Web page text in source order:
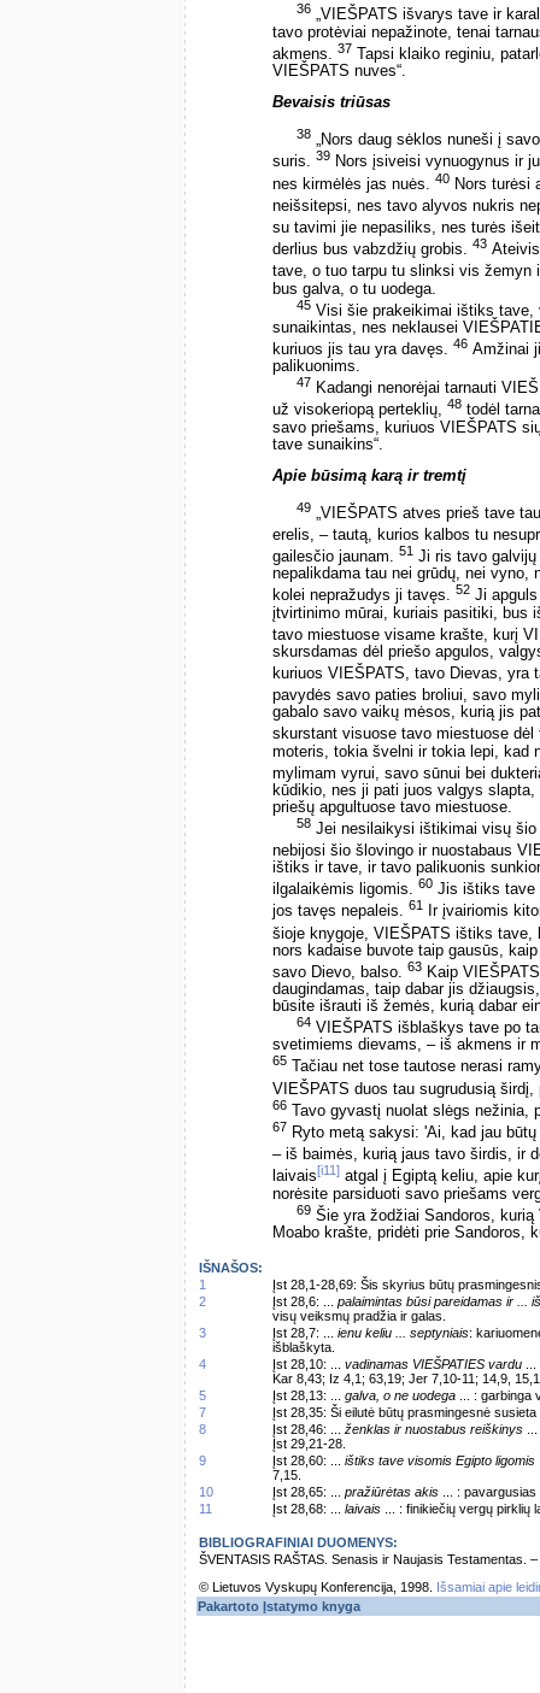
36 „VIEŠPATS išvarys tave ir
tavo protėviai nepažinote, tenai
akmens. 37 Tapsi klaiko reginiu,
VIEŠPATS nuves“.
Bevaisis triūsas
38 „Nors daug sėklos nuneši į
suris. 39 Nors įsiveisi vynuogynus ir
nes kirmėlės jas nuės. 40 Nors turėsi
neišsitepsi, nes tavo alyvos nukris
su tavimi jie nepasiliks, nes turės
derlius bus vabzdžių grobis. 43
tave, o tuo tarpu tu slinksi vis žemyn
bus galva, o tu uodega.
45 Visi šie prakeikimai ištiks tave,
sunaikintas, nes neklausei
kuriuos jis tau yra davęs. 46 Amžinai
palikuonims.
47 Kadangi nenorėjai tarnauti
už visokeriopą perteklių, 48 todėl
savo priešams, kuriuos VIEŠPATS
tave sunaikins“.
Apie būsimą karą ir tremtį
49 „VIEŠPATS atves prieš tave
erelis, – tautą, kurios kalbos tu
gailesčio jaunam. 51 Ji ris tavo
nepalikdama tau nei grūdų, nei vyno,
kolei nepražudys ji tavęs. 52 Ji
įtvirtinimo mūrai, kuriais pasitiki, bus
tavo miestuose visame krašte, kurį
skursdamas dėl priešo apgulos,
kuriuos VIEŠPATS, tavo Dievas, yra
pavydės savo paties broliui, savo
gabalo savo vaikų mėsos, kurią jis
skurstant visuose tavo miestuose
moteris, tokia švelni ir tokia lepi, kad
mylimam vyrui, savo sūnui bei
kūdikio, nes ji pati juos valgys
priešų apgultuose tavo miestuose.
58 Jei nesilaikysi ištikimai visų
nebijosi šio šlovingo ir nuostabaus
ištiks ir tave, ir tavo palikuonis
ilgalaikėmis ligomis. 60 Jis ištiks tave
jos tavęs nepaleis. 61 Ir įvairiomis
šioje knygoje, VIEŠPATS ištiks
nors kadaise buvote taip gausūs,
savo Dievo, balso. 63 Kaip
daugindamas, taip dabar jis
būsite išrauti iš žemės, kurią dabar
64 VIEŠPATS išblaškys tave po
svetimiems dievams, – iš akmens ir
65 Tačiau net tose tautose nerasi
VIEŠPATS duos tau sugrudusią širdį,
66 Tavo gyvastį nuolat slėgs
67 Ryto metą sakysi: 'Ai, kad jau
– iš baimės, kurią jaus tavo širdis, ir
laivais[i11] atgal į Egiptą keliu, apie
norėsite parsiduoti savo priešams
69 Šie yra žodžiai Sandoros,
Moabo krašte, pridėti prie Sandoros,
IŠNAŠOS:
1
Įst 28,1-28,69: Šis skyrius būtų
2
Įst 28,6: ... palaimintas būsi pareidamas ir ...
visų veiksmų pradžia ir galas.
3
Įst 28,7: ... ienu keliu ... septyniais:
išblaškyta.
4
Įst 28,10: ... vadinamas VIEŠPATIES vardu
Kar 8,43; Iz 4,1; 63,19; Jer 7,10-11; 14,9,
5
Įst 28,13: ... galva, o ne uodega ... : garbinga
7
Įst 28,35: Ši eilutė būtų prasmingesnė
8
Įst 28,46: ... ženklas ir nuostabus reiškinys
Įst 29,21-28.
9
Įst 28,60: ... ištiks tave visomis Egipto ligomis
7,15.
10
Įst 28,65: ... pražiūrėtas akis ... :
11
Įst 28,68: ... laivais ... : finikiečių vergų pirklių
BIBLIOGRAFINIAI DUOMENYS:
ŠVENTASIS RAŠTAS. Senasis ir Naujasis Testamentas.
© Lietuvos Vyskupų Konferencija, 1998.
Išsamiai apie
Pakartoto Įstatymo knyga